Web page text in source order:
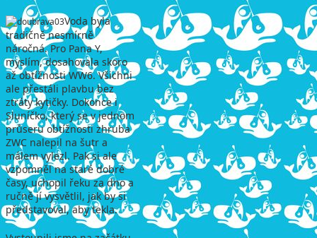
Voda byla
tradičně nesmírně
náročná. Pro Pana Y,
myslím, dosahovala skoro
až obtížnosti WW6. Všichni
ale přestáli plavbu bez
ztráty kytičky. Dokonce i
Sluníčko, který se v jednom
průseru obtížnosti zhruba
ZWC nalepil na šutr a
málem vylezl. Pak si ale
vzpomněl na staré dobré
časy, uchopil řeku za dno a
ručně jí vysvětlil, jak by si
představoval, aby tekla.